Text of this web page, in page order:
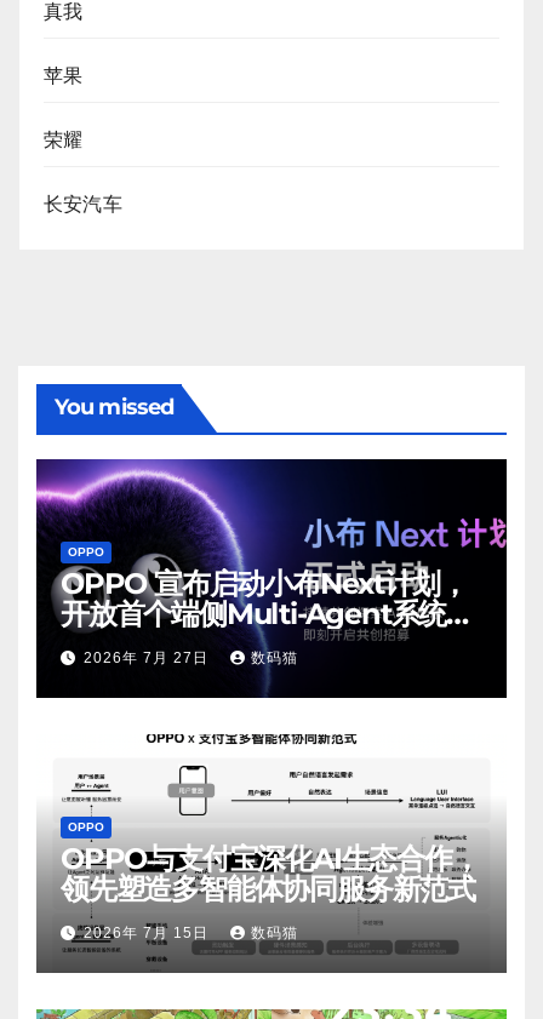
真我
苹果
荣耀
长安汽车
You missed
OPPO
OPPO 宣布启动小布Next计划，
开放首个端侧Multi-Agent系统内
测2026年 7月 27日 数码猫
OPPO
OPPO与支付宝深化AI生态合作，
领先塑造多智能体协同服务新范式
2026年 7月 15日 数码猫